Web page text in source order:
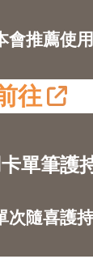
會推薦使用
往
單筆護
次隨喜護持